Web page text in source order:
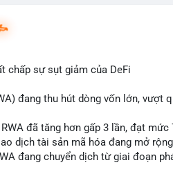
chấp sự sụt giảm của DeFi
đang thu hút dòng vốn lớn, vượt
đã tăng hơn gấp 3 lần, đạt mức
dịch tài sản mã hóa đang mở
đang chuyển dịch từ giai đoạn